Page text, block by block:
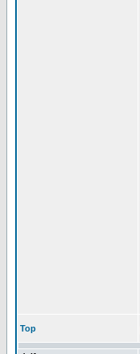
Top